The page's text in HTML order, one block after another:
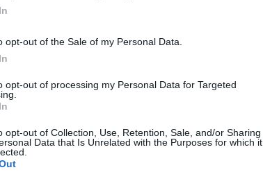
opt-out of the Sale of my Personal Data.
opt-out of processing my Personal Data for Targeted
opt-out of Collection, Use, Retention, Sale, and/or Sharing
Data that Is Unrelated with the Purposes for which it
PRODUKTU